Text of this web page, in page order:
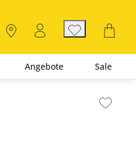
Angebote Sale